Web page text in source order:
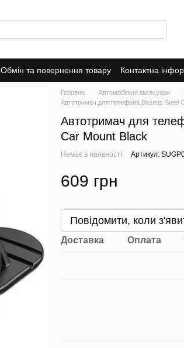
Обмін та повернення товару Контактна
Головна Автомобільні аксесуари
Автотримач для телефона Baseus Steel
Автотримач для
Car Mount Black
Немає в наявності Артикул:
609 грн
Повідомити, коли
Доставка Оплата